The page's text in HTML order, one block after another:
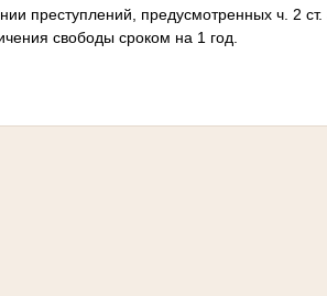
преступлений, предусмотренных ч. 2
свободы сроком на 1 год.